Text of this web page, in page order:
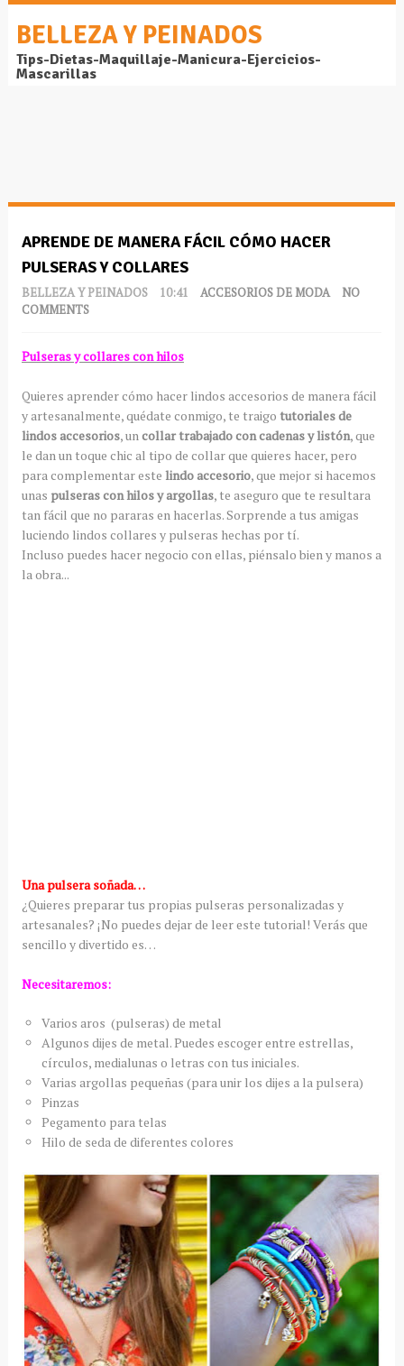
BELLEZA Y PEINADOS
Tips-Dietas-Maquillaje-Manicura-Ejercicios-
Mascarillas
APRENDE DE MANERA FÁCIL CÓMO HACER
PULSERAS Y COLLARES
BELLEZA Y PEINADOS 10:41 ACCESORIOS DE MODA
NO
COMMENTS
Pulseras y collares con hilos
Quieres aprender cómo hacer lindos accesorios de manera fácil
y artesanalmente, quédate conmigo, te traigo tutoriales de
lindos accesorios, uncollar trabajado con cadenas y listón, que
le dan un toque chic al tipo de collar que quieres hacer, pero
para complementar este lindo accesorio, que mejor si hacemos
unas pulseras con hilos y argollas, te aseguro que te resultara
tan fácil que no pararas en hacerlas. Sorprende a tus amigas
luciendo lindos collares y pulseras hechas por tí.
Incluso puedes hacer negocio con ellas, piénsalo bien y manos a
la obra...
Una pulsera soñada…
¿Quieres preparar tus propias pulseras personalizadas y
artesanales? ¡No puedes dejar de leer este tutorial! Verás que
sencillo y divertido es…
Necesitaremos:
Varios aros (pulseras) de metal
Algunos dijes de metal. Puedes escoger entre estrellas,
círculos, medialunas o letras con tus iniciales.
Varias argollas pequeñas (para unir los dijes a la pulsera)
Pinzas
Pegamento para telas
Hilo de seda de diferentes colores